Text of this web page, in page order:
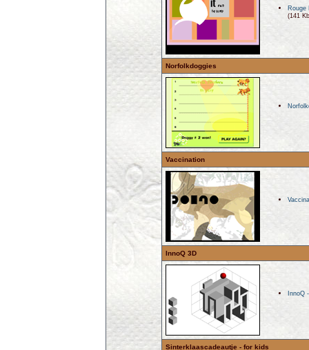
Rouge
(141
Norfolkdoggies
Vaccination
InnoQ 3D
InnoQ
Sinterklaascadeautje - for kids